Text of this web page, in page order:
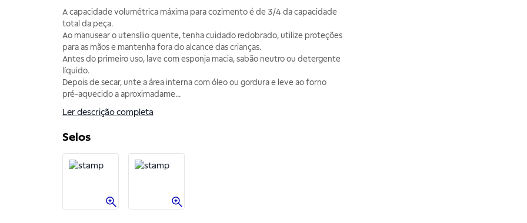
A capacidade volumétrica máxima para cozimento é de 3/4 da capacidade
total da peça.
Ao manusear o utensílio quente, tenha cuidado redobrado, utilize proteções
para as mãos e mantenha fora do alcance das crianças.
Antes do primeiro uso, lave com esponja macia, sabão neutro ou detergente
líquido.
Depois de secar, unte a área interna com óleo ou gordura e leve ao forno
pré-aquecido a aproximadame...
Ler descrição completa
Selos